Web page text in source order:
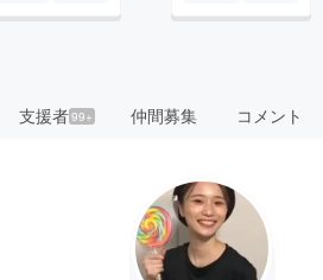
支援者99+ 仲間募集 コメント